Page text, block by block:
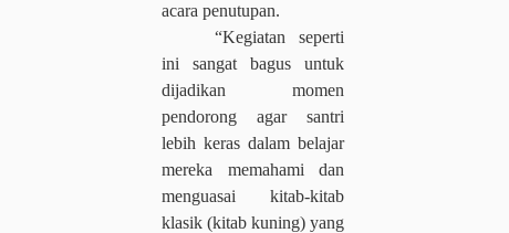
acara penutupan.
“Kegiatan seperti
ini sangat bagus untuk
dijadikan momen
pendorong agar santri
lebih keras dalam belajar
mereka memahami dan
menguasai kitab-kitab
klasik (kitab kuning) yang